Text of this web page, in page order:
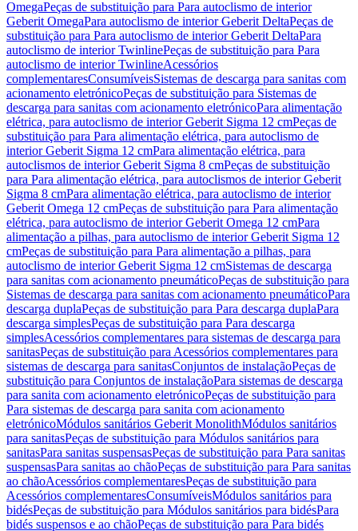
OmegaPeças de substituição para Para autoclismo de interior
Geberit OmegaPara autoclismo de interior Geberit DeltaPeças de
substituição para Para autoclismo de interior Geberit DeltaPara
autoclismo de interior TwinlinePeças de substituição para Para
autoclismo de interior TwinlineAcessórios
complementaresConsumíveisSistemas de descarga para sanitas com
acionamento eletrónicoPeças de substituição para Sistemas de
descarga para sanitas com acionamento eletrónicoPara alimentação
elétrica, para autoclismo de interior Geberit Sigma 12 cmPeças de
substituição para Para alimentação elétrica, para autoclismo de
interior Geberit Sigma 12 cmPara alimentação elétrica, para
autoclismos de interior Geberit Sigma 8 cmPeças de substituição
para Para alimentação elétrica, para autoclismos de interior Geberit
Sigma 8 cmPara alimentação elétrica, para autoclismo de interior
Geberit Omega 12 cmPeças de substituição para Para alimentação
elétrica, para autoclismo de interior Geberit Omega 12 cmPara
alimentação a pilhas, para autoclismo de interior Geberit Sigma 12
cmPeças de substituição para Para alimentação a pilhas, para
autoclismo de interior Geberit Sigma 12 cmSistemas de descarga
para sanitas com acionamento pneumáticoPeças de substituição para
Sistemas de descarga para sanitas com acionamento pneumáticoPara
descarga duplaPeças de substituição para Para descarga duplaPara
descarga simplesPeças de substituição para Para descarga
simplesAcessórios complementares para sistemas de descarga para
sanitasPeças de substituição para Acessórios complementares para
sistemas de descarga para sanitasConjuntos de instalaçãoPeças de
substituição para Conjuntos de instalaçãoPara sistemas de descarga
para sanita com acionamento eletrónicoPeças de substituição para
Para sistemas de descarga para sanita com acionamento
eletrónicoMódulos sanitários Geberit MonolithMódulos sanitários
para sanitasPeças de substituição para Módulos sanitários para
sanitasPara sanitas suspensasPeças de substituição para Para sanitas
suspensasPara sanitas ao chãoPeças de substituição para Para sanitas
ao chãoAcessórios complementaresPeças de substituição para
Acessórios complementaresConsumíveisMódulos sanitários para
bidésPeças de substituição para Módulos sanitários para bidésPara
bidés suspensos e ao chãoPeças de substituição para Para bidés